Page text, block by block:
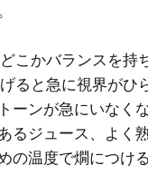
こかバランスを持
ると急に視界がひ
ーンが急にいなく
るジュース、よく
の温度で燗につけ